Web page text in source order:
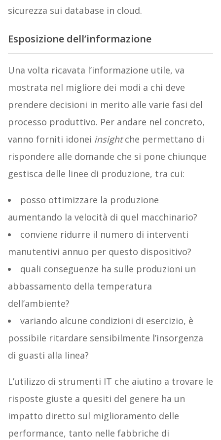
sicurezza sui database in cloud.
Esposizione dell’informazione
Una volta ricavata l’informazione utile, va
mostrata nel migliore dei modi a chi deve
prendere decisioni in merito alle varie fasi del
processo produttivo. Per andare nel concreto,
vanno forniti idonei insightche permettano di
rispondere alle domande che si pone chiunque
gestisca delle linee di produzione, tra cui:
posso ottimizzare la produzione
aumentando la velocità di quel macchinario?
conviene ridurre il numero di interventi
manutentivi annuo per questo dispositivo?
quali conseguenze ha sulle produzioni un
abbassamento della temperatura
dell’ambiente?
variando alcune condizioni di esercizio, è
possibile ritardare sensibilmente l’insorgenza
di guasti alla linea?
L’utilizzo di strumenti IT che aiutino a trovare le
risposte giuste a quesiti del genere ha un
impatto diretto sul miglioramento delle
performance, tanto nelle fabbriche di